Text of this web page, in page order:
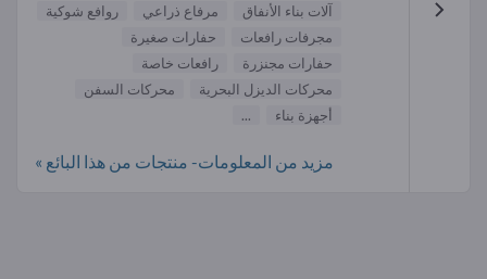
آلات بناء الأنفاق مرفاع ذراعي
روافع شوكية
مجرفات رافعات
حفارات صغيرة
حفارات مجنزرة
رافعات خاصة
محركات الديزل البحرية
محركات السفن
أجهزة بناء
...
مزيد من المعلومات- منتجات من هذا البائع »